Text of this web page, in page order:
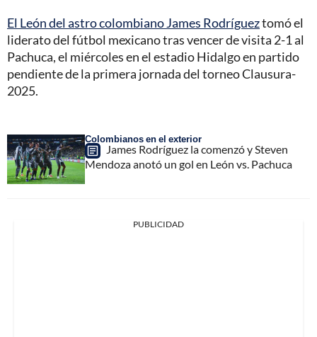
El León del astro colombiano James Rodrígueztomó el
liderato del fútbol mexicano tras vencer de visita 2-1 al
Pachuca, el miércoles en el estadio Hidalgo en partido
pendiente de la primera jornada del torneo Clausura-
2025.
Colombianos en el exterior
James Rodríguez la comenzó y Steven
Mendoza anotó un gol en León vs. Pachuca
PUBLICIDAD